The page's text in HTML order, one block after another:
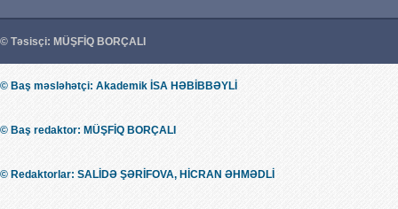
© Təsisçi: MÜŞFİQ BORÇALI
© Baş məsləhətçi: Akademik İSA HƏBİBBƏYLİ
© Baş redaktor: MÜŞFİQ BORÇALI
© Redaktorlar: SALİDƏ ŞƏRİFOVA, HİCRAN ƏHMƏDLİ